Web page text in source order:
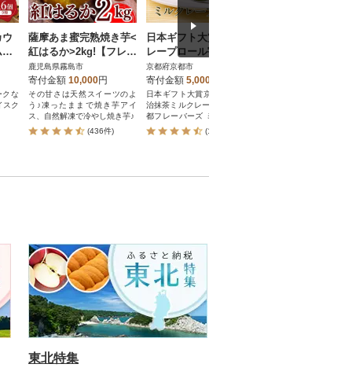
クな
スク
薩摩あま蜜完熟焼き芋<
紅はるか>2kg!【フレッ
シュジャパン鹿児島】
A-180
鹿児島県霧島市
寄付金額 10,000円
その甘さは天然スイーツのよ
う♪凍ったままで焼き芋アイ
ス、自然解凍で冷やし焼き芋♪
(436件)
日本ギフト大賞!ミルク
レープロール宇治抹茶|
人気スイーツブランド
ご褒美スイーツ
京都府京都市
寄付金額 5,000
日本ギフト大賞京都賞受賞 宇
治抹茶ミルクレープロール[ 京
都フレーバーズ ミルクレープ
のロールケーキ 厳選茶葉使用
(135件)
東北特集